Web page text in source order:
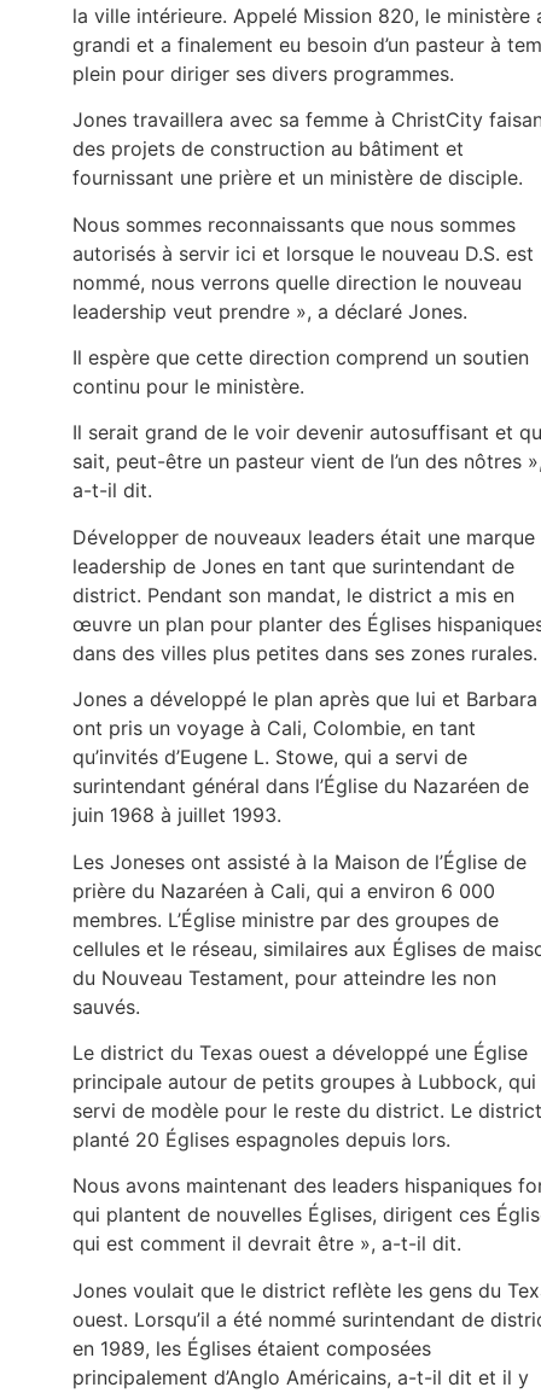
la ville intérieure. Appelé Mission 820, le ministère
grandi et a finalement eu besoin d’un pasteur à
plein pour diriger ses divers programmes.
Jones travaillera avec sa femme à ChristCity
des projets de construction au bâtiment et
fournissant une prière et un ministère de disciple.
Nous sommes reconnaissants que nous sommes
autorisés à servir ici et lorsque le nouveau D.S. est
nommé, nous verrons quelle direction le nouveau
leadership veut prendre », a déclaré Jones.
Il espère que cette direction comprend un soutien
continu pour le ministère.
Il serait grand de le voir devenir autosuffisant et
sait, peut-être un pasteur vient de l’un des nôtres
a-t-il dit.
Développer de nouveaux leaders était une marque
leadership de Jones en tant que surintendant de
district. Pendant son mandat, le district a mis en
œuvre un plan pour planter des Églises
dans des villes plus petites dans ses zones rurales.
Jones a développé le plan après que lui et Barbara
ont pris un voyage à Cali, Colombie, en tant
qu’invités d’Eugene L. Stowe, qui a servi de
surintendant général dans l’Église du Nazaréen de
juin 1968 à juillet 1993.
Les Joneses ont assisté à la Maison de l’Église de
prière du Nazaréen à Cali, qui a environ 6 000
membres. L’Église ministre par des groupes de
cellules et le réseau, similaires aux Églises de
du Nouveau Testament, pour atteindre les non
sauvés.
Le district du Texas ouest a développé une Église
principale autour de petits groupes à Lubbock, qui
servi de modèle pour le reste du district. Le
planté 20 Églises espagnoles depuis lors.
Nous avons maintenant des leaders hispaniques
qui plantent de nouvelles Églises, dirigent ces
qui est comment il devrait être », a-t-il dit.
Jones voulait que le district reflète les gens du
ouest. Lorsqu’il a été nommé surintendant de
en 1989, les Églises étaient composées
principalement d’Anglo Américains, a-t-il dit et il y